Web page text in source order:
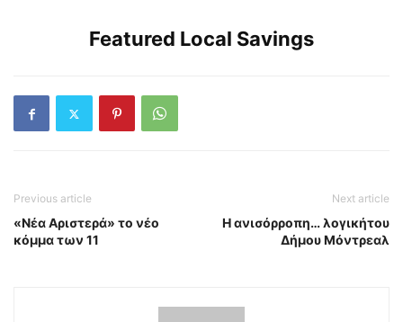
Featured Local Savings
Previous article
«Νέα Αριστερά» το νέο
κόμμα των 11
Next article
Η ανισόρροπη… λογικήτου
Δήμου Μόντρεαλ